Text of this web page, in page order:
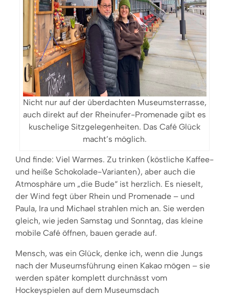
Nicht nur auf der überdachten Museumsterrasse,
auch direkt auf der Rheinufer-Promenade gibt es
kuschelige Sitzgelegenheiten. Das Café Glück
macht’s möglich.
Und finde: Viel Warmes. Zu trinken (köstliche Kaffee-
und heiße Schokolade-Varianten), aber auch die
Atmosphäre um „die Bude“ ist herzlich. Es nieselt,
der Wind fegt über Rhein und Promenade – und
Paula, Ira und Michael strahlen mich an. Sie werden
gleich, wie jeden Samstag und Sonntag, das kleine
mobile Café öffnen, bauen gerade auf.
Mensch, was ein Glück, denke ich, wenn die Jungs
nach der Museumsführung einen Kakao mögen – sie
werden später komplett durchnässt vom
Hockeyspielen auf dem Museumsdach